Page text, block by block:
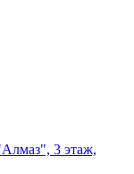
3 этаж,